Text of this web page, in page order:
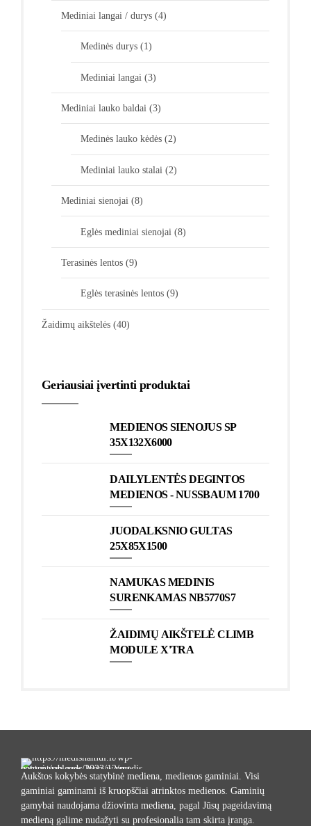
Mediniai langai / durys (4)
Medinės durys (1)
Mediniai langai (3)
Mediniai lauko baldai (3)
Medinės lauko kėdės (2)
Mediniai lauko stalai (2)
Mediniai sienojai (8)
Eglės mediniai sienojai (8)
Terasinės lentos (9)
Eglės terasinės lentos (9)
Žaidimų aikštelės (40)
Geriausiai įvertinti produktai
MEDIENOS SIENOJUS SP
35X132X6000
DAILYLENTĖS DEGINTOS
MEDIENOS - NUSSBAUM 1700
JUODALKSNIO GULTAS
25X85X1500
NAMUKAS MEDINIS
SURENKAMAS NB5770S7
ŽAIDIMŲ AIKŠTELĖ CLIMB
MODULE X'TRA
Aukštos kokybės statybinė mediena, medienos gaminiai. Visi
gaminiai gaminami iš kruopščiai atrinktos medienos. Gaminių
gamybai naudojama džiovinta mediena, pagal Jūsų pageidavimą
medieną galime nudažyti su profesionalia tam skirta įranga.